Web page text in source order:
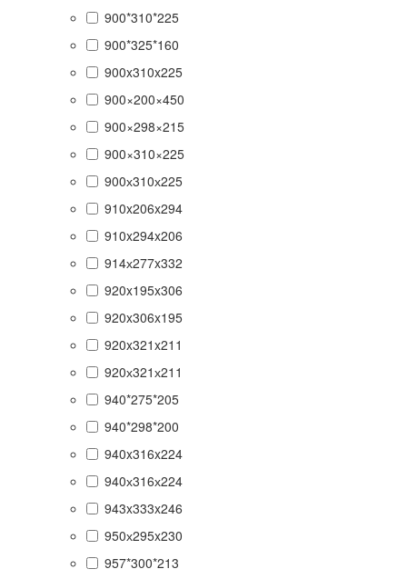
900*310*225
900*325*160
900x310x225
900×200×450
900×298×215
900×310×225
900х310х225
910x206x294
910x294x206
914х277x332
920x195x306
920x306x195
920x321x211
920х321х211
940*275*205
940*298*200
940x316x224
940х316х224
943x333x246
950х295x230
957*300*213